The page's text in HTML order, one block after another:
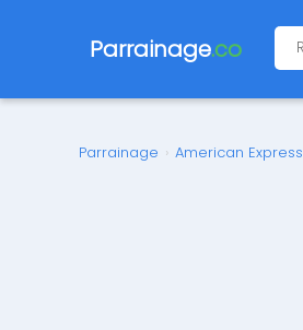
Parrainage.co
Parrainage › American Express